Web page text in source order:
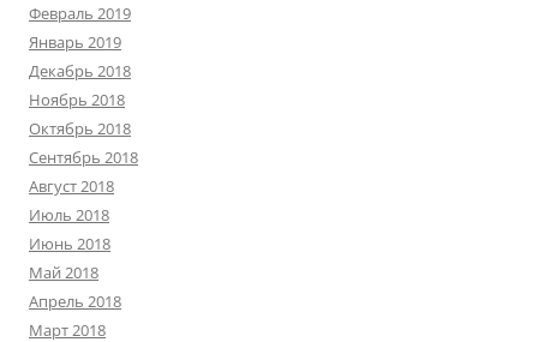
Февраль 2019
Январь 2019
Декабрь 2018
Ноябрь 2018
Октябрь 2018
Сентябрь 2018
Август 2018
Июль 2018
Июнь 2018
Май 2018
Апрель 2018
Март 2018